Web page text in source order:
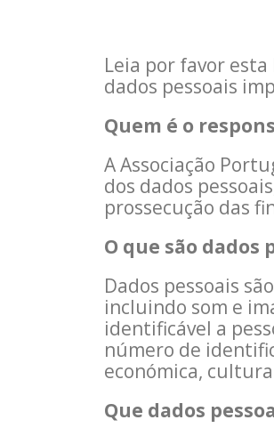
Leia por favor
dados pessoais
Quem é o
A Associação
dos dados
prossecução das
O que são dados
Dados pessoais
incluindo som e
identificável a
número de
económica,
Que dados